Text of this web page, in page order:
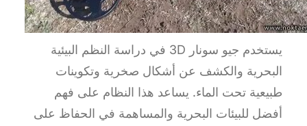
يستخدم جيو سونار 3D في دراسة النظم البيئية
البحرية والكشف عن أشكال صخرية وتكوينات
طبيعية تحت الماء. يساعد هذا النظام على فهم
أفضل للبيئات البحرية والمساهمة في الحفاظ على